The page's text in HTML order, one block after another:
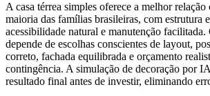
A casa térrea simples oferece a melhor
maioria das famílias brasileiras, com estrutura
acessibilidade natural e manutenção facilitada.
depende de escolhas conscientes de layout,
correto, fachada equilibrada e orçamento
contingência. A simulação de decoração por
resultado final antes de investir, eliminando